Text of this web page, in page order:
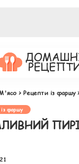
>Рецепти із фаршу
фаршу